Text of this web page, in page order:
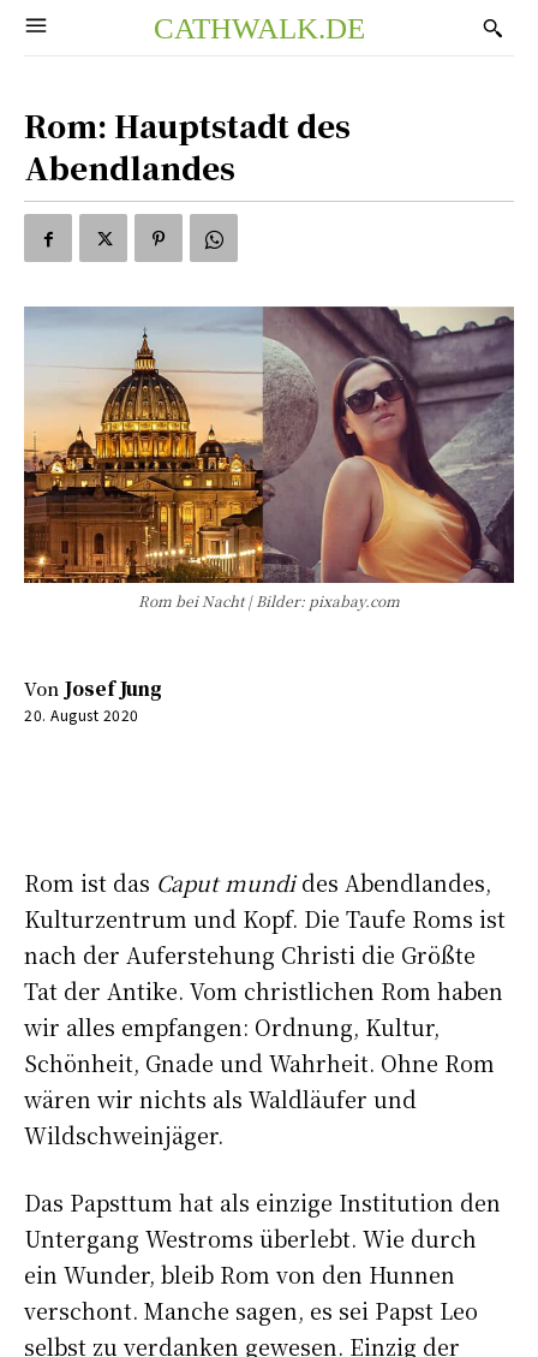
CATHWALK.DE
Rom: Hauptstadt des
Abendlandes
Rom bei Nacht | Bilder: pixabay.com
Von Josef Jung
20. August 2020
Rom ist das Caput mundides Abendlandes,
Kulturzentrum und Kopf. Die Taufe Roms ist
nach der Auferstehung Christi die Größte
Tat der Antike. Vom christlichen Rom haben
wir alles empfangen: Ordnung, Kultur,
Schönheit, Gnade und Wahrheit. Ohne Rom
wären wir nichts als Waldläufer und
Wildschweinjäger.
Das Papsttum hat als einzige Institution den
Untergang Westroms überlebt. Wie durch
ein Wunder, bleib Rom von den Hunnen
verschont. Manche sagen, es sei Papst Leo
selbst zu verdanken gewesen. Einzig der